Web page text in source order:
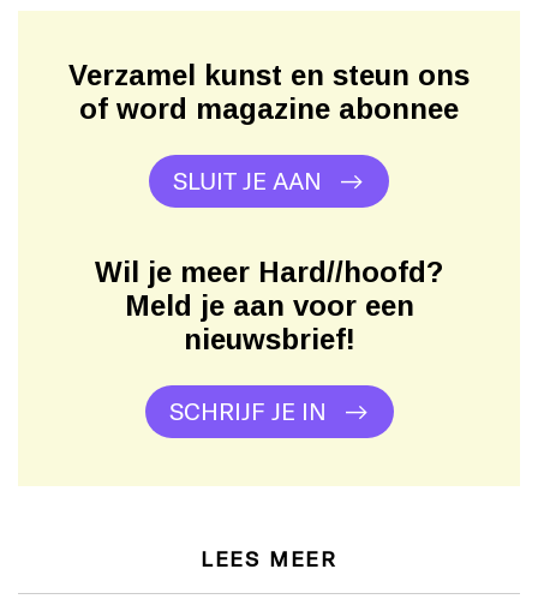
Verzamel kunst en steun ons
of word magazine abonnee
SLUIT JE AAN
Wil je meer Hard//hoofd?
Meld je aan voor een
nieuwsbrief!
SCHRIJF JE IN
LEES MEER